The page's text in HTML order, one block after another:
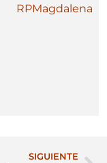
RPMagdalena
SIGUIENTE